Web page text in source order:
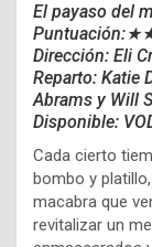
El payaso del
Dirección: Eli
Reparto: Katie
Abrams y Will
Disponible:
Cada cierto
bombo y
macabra que
revitalizar un